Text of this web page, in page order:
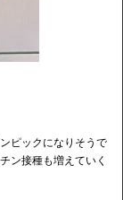
ピックになりそうで
ン接種も増えていく